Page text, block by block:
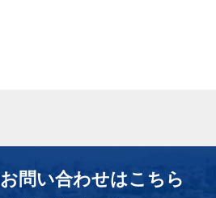
お問い合わせはこちら